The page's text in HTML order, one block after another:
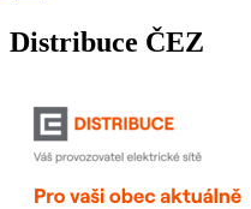
Distribuce ČEZ